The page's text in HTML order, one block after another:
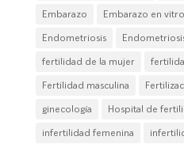
Embarazo
Embarazo en vitro
Endometriosis
fertilidad de la mujer
Fertilidad masculina
ginecología
Hospital de
infertilidad femenina